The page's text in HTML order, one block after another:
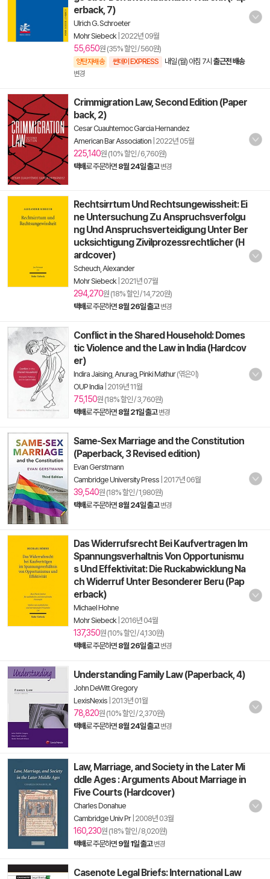
erback, 7)
Ulrich G. Schroeter
Mohr Siebeck| 2022년 09월
55,650원 (35% 할인 / 560원)
양탄자배송 썬데이 EXPRESS 내일 (월) 아침 7시 출근전 배송
변경
Crimmigration Law, Second Edition (Paper
back, 2)
Cesar Cuauhtemoc Garcia Hernandez
American Bar Association 2022년 05월
225,140원 (10% 할인 / 6,760원)
택배로 주문하면 8월 24일 출고 변경
Rechtsirrtum Und Rechtsungewissheit: Ei
ne Untersuchung Zu Anspruchsverfolgu
ng Und Anspruchsverteidigung Unter Ber
ucksichtigung Zivilprozessrechtlicher (H
ardcover)
Scheuch, Alexander
Mohr Siebeck| 2021년 07월
294,270원 (18% 할인 / 14,720원)
택배로 주문하면 8월 26일 출고 변경
Conflict in the Shared Household: Domes
tic Violence and the Law in India (Hardcov
er)
Indira Jaising Anurag, Pinki Mathur(엮은이)
OUP India 2019년 11월
75,150원 (18% 할인 / 3,760원)
택배로 주문하면 8월 21일 출고 변경
Same-Sex Marriage and the Constitution
(Paperback, 3 Revised edition)
Evan Gerstmann
Cambridge University Press 2017년 06월
39,540원 (18% 할인 / 1,980원)
택배로 주문하면 8월 24일 출고 변경
Das Widerrufsrecht Bei Kaufvertragen Im
Spannungsverhaltnis Von Opportunismu
s Und Effektivitat: Die Ruckabwicklung Na
ch Widerruf Unter Besonderer Beru (Pap
erback)
Michael Hohne
Mohr Siebeck| 2016년 04월
137,350원 (10% 할인 / 4,130원)
택배로 주문하면 8월 26일 출고 변경
Understanding Family Law (Paperback, 4)
John DeWitt Gregory
LexisNexis 2013년 01월
78,820원 (10% 할인 / 2,370원)
택배로 주문하면 8월 24일 출고 변경
Law, Marriage, and Society in the Later Mi
ddle Ages : Arguments About Marriage in
Five Courts (Hardcover)
Charles Donahue
Cambridge Univ Pr| 2008년 03월
160,230원 (18% 할인 / 8,020원)
택배로 주문하면 9월 1일 출고 변경
Casenote Legal Briefs: International Law